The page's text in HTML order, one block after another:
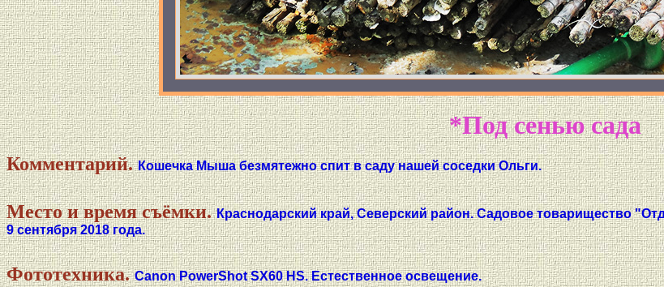
*Под сенью сада
Комментарий.Кошечка Мыша безмятежно спит в саду нашей соседки Ольги.
Место и время съёмки.Краснодарский край, Северский район. Садовое товарищество
9 сентября 2018 года.
Фототехника.Canon PowerShot SX60 HS. Естественное освещение.